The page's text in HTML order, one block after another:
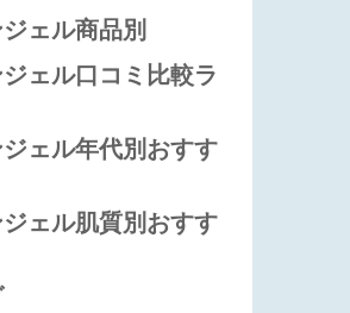
ェル商品別
ェル口コミ比較ラ
ェル年代別おすす
ェル肌質別おすす